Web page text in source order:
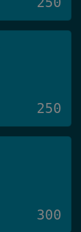
250
300